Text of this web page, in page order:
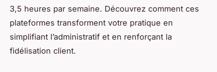
3,5 heures par semaine. Découvrez comment ces
plateformes transforment votre pratique en
simplifiant l’administratif et en renforçant la
fidélisation client.